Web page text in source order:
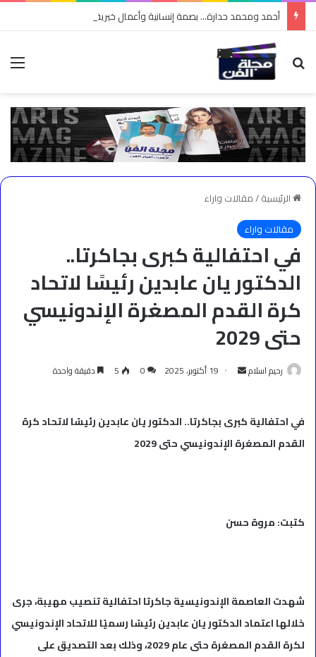
بحث عن
الرئيسية/مقالات واراء
مقالات واراء
في احتفالية كبرى بجاكرتا..
الدكتور يان عابدين رئيسًا لاتحاد
كرة القدم المصغرة الإندونيسي
حتى 2029
رحيم اسلام
أرسل 19 أكتوبر، 2025 0
5 دقيقة واحدة
في احتفالية كبرى بجاكرتا.. الدكتور يان عابدين رئيسًا لاتحاد كرة
القدم المصغرة الإندونيسي حتى 2029
كتبت: مروة حسن
شهدت العاصمة الإندونيسية جاكرتا احتفالية تنصيب مهيبة، جرى
خلالها اعتماد الدكتور يان عابدين رئيسًا رسميًا للاتحاد الإندونيسي
لكرة القدم المصغرة حتى عام 2029، وذلك بعد التصديق على